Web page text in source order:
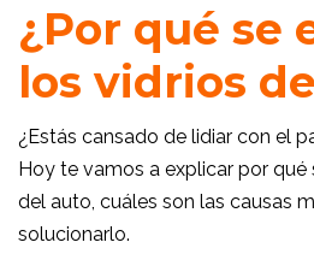
¿Por qué se
los vidrios
¿Estás cansado de lidiar con el
Hoy te vamos a explicar por qué
del auto, cuáles son las causas
solucionarlo.